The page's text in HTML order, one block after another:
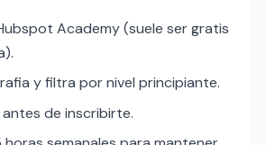
Academy (suele ser gratis
y filtra por nivel principiante.
de inscribirte.